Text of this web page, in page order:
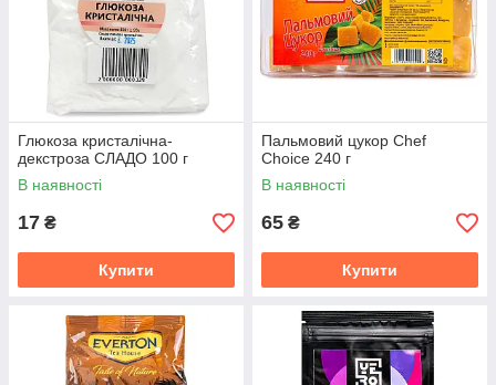
Глюкоза кристалічна-
декстроза СЛАДО 100 г
В наявності
17 ₴
Купити
Пальмовий цукор Chef
Choice 240 г
В наявності
65 ₴
Купити